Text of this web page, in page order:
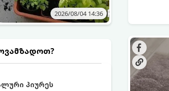
2026/08/04 14:36
პიურეს